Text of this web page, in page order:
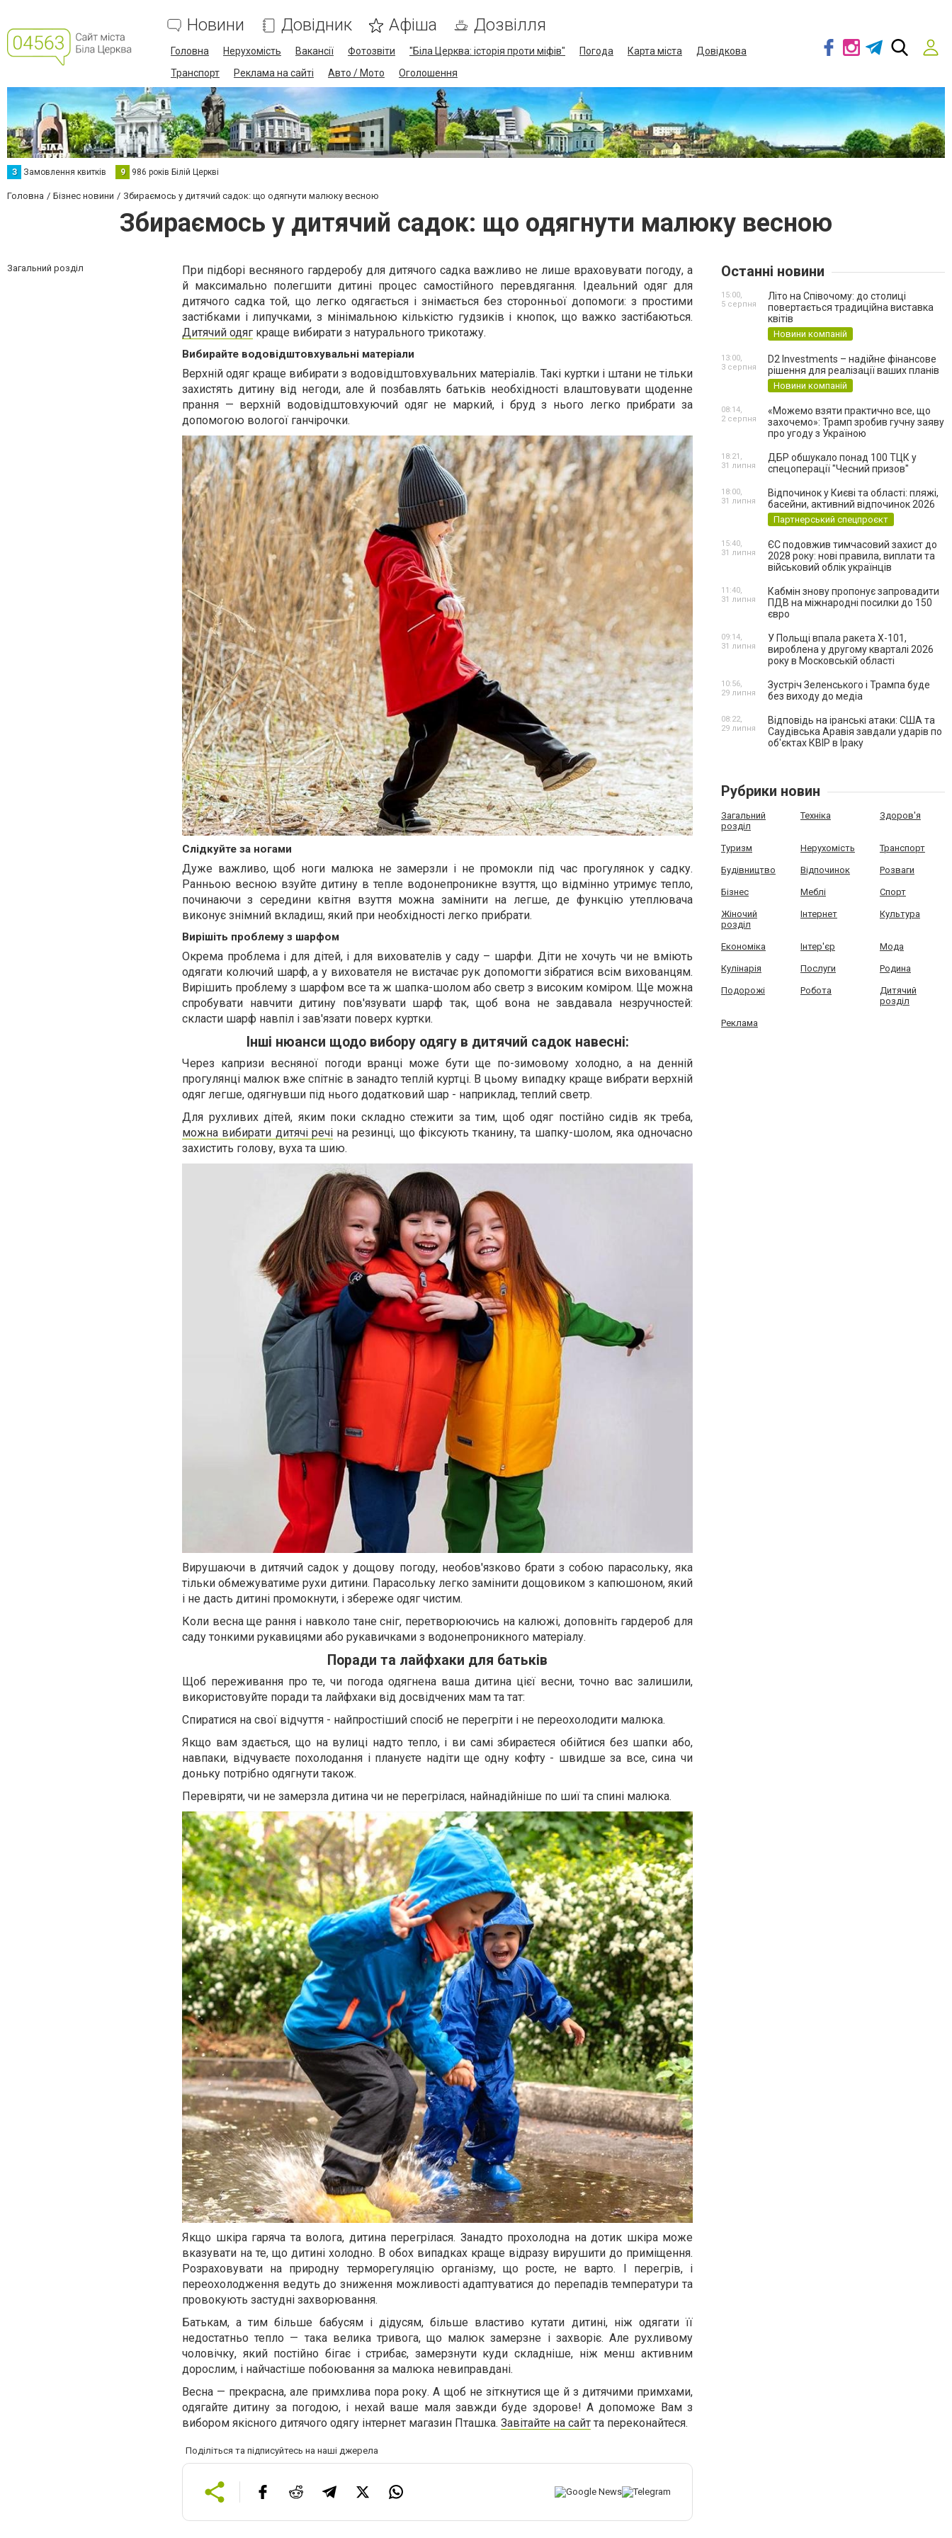
Новини Довідник Афіша Дозвілля
Головна Нерухомість Вакансії Фотозвіти "Біла Церква: історія проти міфів" Погода Карта міста
Довідкова
Транспорт
Реклама на сайті Авто / Мото Оголошення
З Замовлення квитків 9 986 років Білій Церкві
Головна Бізнес новини Збираємось у дитячий садок: що одягнути малюку весною
Збираємось у дитячий садок: що одягнути малюку весною
Загальний розділ
При підборі весняного гардеробу для дитячого садка важливо не лише враховувати погоду, а
й максимально полегшити дитині процес самостійного перевдягання. Ідеальний одяг для
дитячого садка той, що легко одягається і знімається без сторонньої допомоги: з простими
застібками і липучками, з мінімальною кількістю гудзиків і кнопок, що важко застібаються.
Дитячий одяг краще вибирати з натурального трикотажу.
Вибирайте водовідштовхувальні матеріали
Верхній одяг краще вибирати з водовідштовхувальних матеріалів. Такі куртки і штани не тільки
захистять дитину від негоди, але й позбавлять батьків необхідності влаштовувати щоденне
прання — верхній водовідштовхуючий одяг не маркий, і бруд з нього легко прибрати за
допомогою вологої ганчірочки.
Слідкуйте за ногами
Дуже важливо, щоб ноги малюка не замерзли і не промокли під час прогулянок у садку.
Ранньою весною взуйте дитину в тепле водонепроникне взуття, що відмінно утримує тепло,
починаючи з середини квітня взуття можна замінити на легше, де функцію утеплювача
виконує знімний вкладиш, який при необхідності легко прибрати.
Вирішіть проблему з шарфом
Окрема проблема і для дітей, і для вихователів у саду – шарфи. Діти не хочуть чи не вміють
одягати колючий шарф, а у вихователя не вистачає рук допомогти зібратися всім вихованцям.
Вирішить проблему з шарфом все та ж шапка-шолом або светр з високим коміром. Ще можна
спробувати навчити дитину пов'язувати шарф так, щоб вона не завдавала незручностей:
скласти шарф навпіл і зав'язати поверх куртки.
Інші нюанси щодо вибору одягу в дитячий садок навесні:
Через капризи весняної погоди вранці може бути ще по-зимовому холодно, а на денній
прогулянці малюк вже спітніє в занадто теплій куртці. В цьому випадку краще вибрати верхній
одяг легше, одягнувши під нього додатковий шар - наприклад, теплий светр.
Для рухливих дітей, яким поки складно стежити за тим, щоб одяг постійно сидів як треба,
можна вибирати дитячі речіна резинці, що фіксують тканину, та шапку-шолом, яка одночасно
захистить голову, вуха та шию.
Вирушаючи в дитячий садок у дощову погоду, необов'язково брати з собою парасольку, яка
тільки обмежуватиме рухи дитини. Парасольку легко замінити дощовиком з капюшоном, який
і не дасть дитині промокнути, і збереже одяг чистим.
Коли весна ще рання і навколо тане сніг, перетворюючись на калюжі, доповніть гардероб для
саду тонкими рукавицями або рукавичками з водонепроникного матеріалу.
Поради та лайфхаки для батьків
Щоб переживання про те, чи погода одягнена ваша дитина цієї весни, точно вас залишили,
використовуйте поради та лайфхаки від досвідчених мам та тат:
Спиратися на свої відчуття - найпростіший спосіб не перегріти і не переохолодити малюка.
Якщо вам здається, що на вулиці надто тепло, і ви самі збираєтеся обійтися без шапки або,
навпаки, відчуваєте похолодання і плануєте надіти ще одну кофту - швидше за все, сина чи
доньку потрібно одягнути також.
Перевіряти, чи не замерзла дитина чи не перегрілася, найнадійніше по шиї та спині малюка.
Якщо шкіра гаряча та волога, дитина перегрілася. Занадто прохолодна на дотик шкіра може
вказувати на те, що дитині холодно. В обох випадках краще відразу вирушити до приміщення.
Розраховувати на природну терморегуляцію організму, що росте, не варто. І перегрів, і
переохолодження ведуть до зниження можливості адаптуватися до перепадів температури та
провокують застудні захворювання.
Батькам, а тим більше бабусям і дідусям, більше властиво кутати дитині, ніж одягати її
недостатньо тепло — така велика тривога, що малюк замерзне і захворіє. Але рухливому
чоловічку, який постійно бігає і стрибає, замерзнути куди складніше, ніж менш активним
дорослим, і найчастіше побоювання за малюка невиправдані.
Весна — прекрасна, але примхлива пора року. А щоб не зіткнутися ще й з дитячими примхами,
одягайте дитину за погодою, і нехай ваше маля завжди буде здорове! А допоможе Вам з
вибором якісного дитячого одягу інтернет магазин Пташка. Завітайте на сайт та переконайтеся.
Поділіться та підписуйтесь на наші джерела
Останні новини
Літо на Співочому: до столиці
повертається традиційна виставка
квітів
Новини компаній
15:00,
5 серпня
D2 Investments – надійне фінансове
рішення для реалізації ваших планів
Новини компаній
13:00,
3 серпня
«Можемо взяти практично все, що
захочемо»: Трамп зробив гучну заяву
про угоду з Україною
08:14,
2 серпня
ДБР обшукало понад 100 ТЦК у
спецоперації "Чесний призов"
18:21,
31 липня
Відпочинок у Києві та області: пляжі,
басейни, активний відпочинок 2026
Партнерський спецпроєкт
18:00,
31 липня
ЄС подовжив тимчасовий захист до
2028 року: нові правила, виплати та
військовий облік українців
15:40,
31 липня
Кабмін знову пропонує запровадити
ПДВ на міжнародні посилки до 150
євро
11:40,
31 липня
У Польщі впала ракета Х-101,
вироблена у другому кварталі 2026
року в Московській області
09:14,
31 липня
Зустріч Зеленського і Трампа буде
без виходу до медіа
10:56,
29 липня
Відповідь на іранські атаки: США та
Саудівська Аравія завдали ударів по
об'єктах КВІР в Іраку
08:22,
29 липня
Рубрики новин
Загальний
розділ
Техніка Здоров'я
Туризм Нерухомість Транспорт
Будівництво Відпочинок Розваги
Бізнес Меблі Спорт
Жіночий
розділ
Інтернет Культура
Економіка Інтер'єр Мода
Кулінарія Послуги Родина
Подорожі Робота
Дитячий
розділ
Реклама